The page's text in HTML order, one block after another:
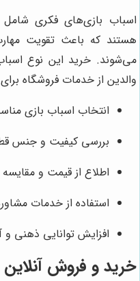
اسباب بازی‌های فکری
هستند که باعث تقویت
می‌شوند. خرید این نوع
والدین از خدمات فروشگاه
انتخاب اسباب بازی
بررسی کیفیت و جنس
اطلاع از قیمت و
استفاده از خدمات
افزایش توانایی ذهنی
خرید و فروش